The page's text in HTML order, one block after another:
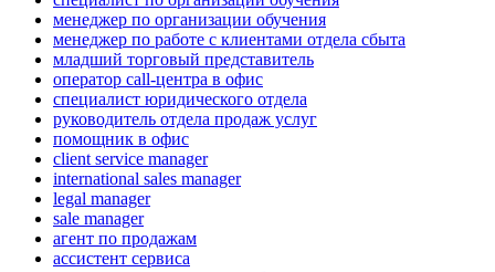
менеджер по организации обучения
менеджер по работе с клиентами отдела сбыта
младший торговый представитель
оператор call-центра в офис
специалист юридического отдела
руководитель отдела продаж услуг
помощник в офис
client service manager
international sales manager
legal manager
sale manager
агент по продажам
ассистент сервиса